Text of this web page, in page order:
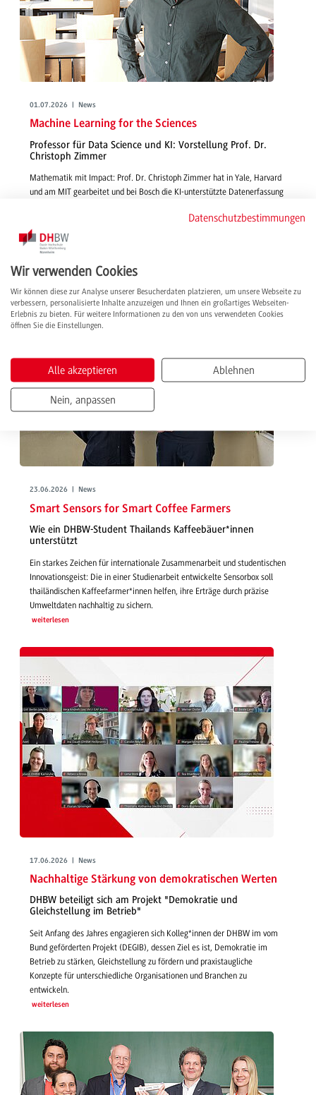
01.07.2026 | News
Machine Learning for the Sciences
Professor für Data Science und KI: Vorstellung Prof. Dr.
Christoph Zimmer
Mathematik mit Impact: Prof. Dr. Christoph Zimmer hat in Yale, Harvard
und am MIT gearbeitet und bei Bosch die KI-unterstützte Datenerfassung
seine Lehre und Forschung, berichtet, warum er sich für die DHBW
entschieden hat und teilt seine internationalen Erfahrungen.
weiterlesen
23.06.2026 | News
Smart Sensors for Smart Coffee Farmers
Wie ein DHBW-Student Thailands Kaffeebäuer*innen
unterstützt
Ein starkes Zeichen für internationale Zusammenarbeit und studentischen
Innovationsgeist: Die in einer Studienarbeit entwickelte Sensorbox soll
thailändischen Kaffeefarmer*innen helfen, ihre Erträge durch präzise
Umweltdaten nachhaltig zu sichern.
weiterlesen
17.06.2026 | News
Nachhaltige Stärkung von demokratischen Werten
DHBW beteiligt sich am Projekt "Demokratie und
Gleichstellung im Betrieb"
Seit Anfang des Jahres engagieren sich Kolleg*innen der DHBW im vom
Bund geförderten Projekt (DEGIB), dessen Ziel es ist, Demokratie im
Betrieb zu stärken, Gleichstellung zu fördern und praxistaugliche
Konzepte für unterschiedliche Organisationen und Branchen zu
entwickeln.
weiterlesen
Datenschutzbestimmungen
Wir verwenden Cookies
Wir können diese zur Analyse unserer Besucherdaten platzieren, um unsere Webseite zu
verbessern, personalisierte Inhalte anzuzeigen und Ihnen ein großartiges Webseiten-
Erlebnis zu bieten. Für weitere Informationen zu den von uns verwendeten Cookies
öffnen Sie die Einstellungen.
Alle akzeptieren Ablehnen
Nein, anpassen